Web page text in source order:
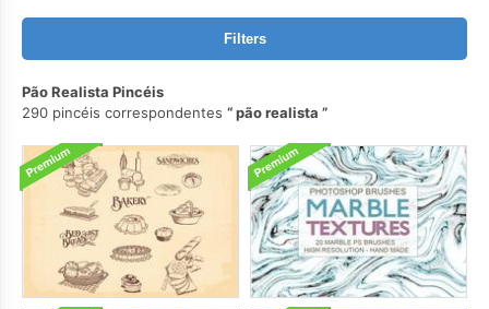
Filters
Pão Realista Pincéis
290 pincéis correspondentes
pão realista